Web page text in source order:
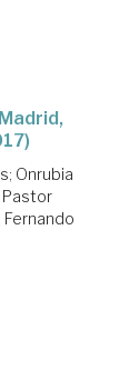
; Onrubia
Pastor